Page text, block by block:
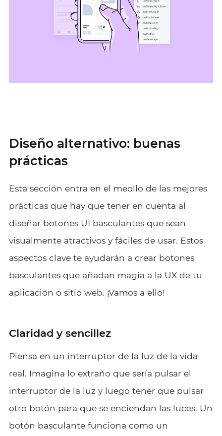
Diseño alternativo: buenas
prácticas
Esta sección entra en el meollo de las mejores
prácticas que hay que tener en cuenta al
diseñar botones UI basculantes que sean
visualmente atractivos y fáciles de usar. Estos
aspectos clave te ayudarán a crear botones
basculantes que añadan magia a la UX de tu
aplicación o sitio web. ¡Vamos a ello!
Claridad y sencillez
Piensa en un interruptor de la luz de la vida
real. Imagina lo extraño que sería pulsar el
interruptor de la luz y luego tener que pulsar
otro botón para que se enciendan las luces. Un
botón basculante funciona como un